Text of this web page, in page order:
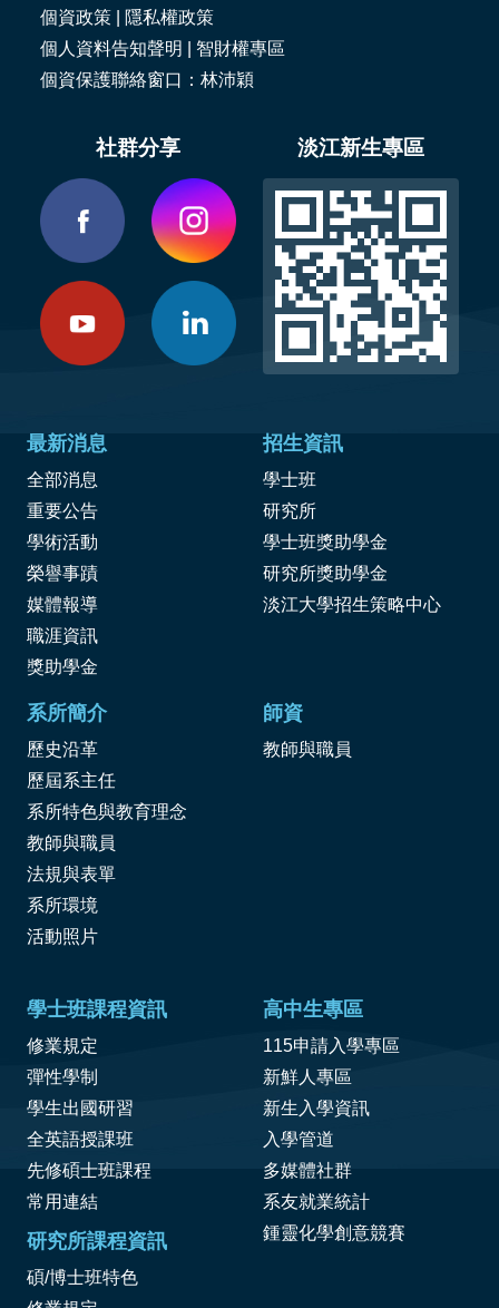
個資政策
隱私權政策
個人資料告知聲明
智財權專區
個資保護聯絡窗口：林沛穎
社群分享 淡江新生專區
最新消息
全部消息
重要公告
學術活動
榮譽事蹟
媒體報導
職涯資訊
獎助學金
招生資訊
學士班
研究所
學士班獎助學金
研究所獎助學金
淡江大學招生策略中心
系所簡介
歷史沿革
歷屆系主任
系所特色與教育理念
教師與職員
法規與表單
系所環境
活動照片
師資
教師與職員
學士班課程資訊
修業規定
彈性學制
學生出國研習
全英語授課班
先修碩士班課程
常用連結
研究所課程資訊
碩/博士班特色
高中生專區
115申請入學專區
新鮮人專區
新生入學資訊
入學管道
多媒體社群
系友就業統計
鍾靈化學創意競賽